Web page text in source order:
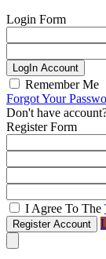
Login Form
LogIn Account
Remember Me
Forgot Your
Don't have
Register Form
I Agree To The
Register Account